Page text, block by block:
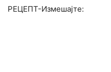
РЕЦЕПТ-Измешајте: